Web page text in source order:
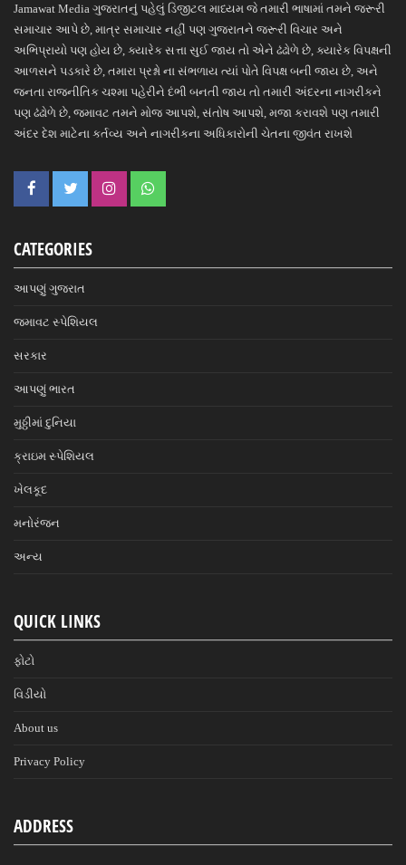
Jamawat Media ગુજરાતનું પહેલું ડિજીટલ માધ્યમ જે તમારી ભાષામાં તમને જરૂરી
સમાચાર આપે છે, માત્ર સમાચાર નહીં પણ ગુજરાતને જરૂરી વિચાર અને
અભિપ્રાયો પણ હોય છે, ક્યારેક સત્તા સુઈ જાય તો એને ઢંઢોળે છે, ક્યારેક વિપક્ષની
આળસને પડકારે છે, તમારા પ્રશ્નો ના સંભળાય ત્યાં પોતે વિપક્ષ બની જાય છે, અને
જનતા રાજનીતિક ચશ્મા પહેરીને દંભી બનતી જાય તો તમારી અંદરના નાગરીકને
પણ ઢંઢોળે છે, જમાવટ તમને મોજ આપશે, સંતોષ આપશે, મજા કરાવશે પણ તમારી
અંદર દેશ માટેના કર્તવ્ય અને નાગરીકના અધિકારોની ચેતના જીવંત રાખશે
CATEGORIES
આપણું ગુજરાત
જમાવટ સ્પેશિયલ
સરકાર
આપણું ભારત
મુઠ્ઠીમાં દુનિયા
ક્રાઇમ સ્પેશિયલ
ખેલકૂદ
મનોરંજન
અન્ય
QUICK LINKS
ફોટો
વિડીયો
About us
Privacy Policy
ADDRESS